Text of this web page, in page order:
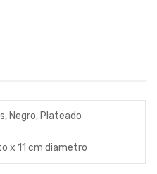
Negro, Plateado
x 11 cm diametro